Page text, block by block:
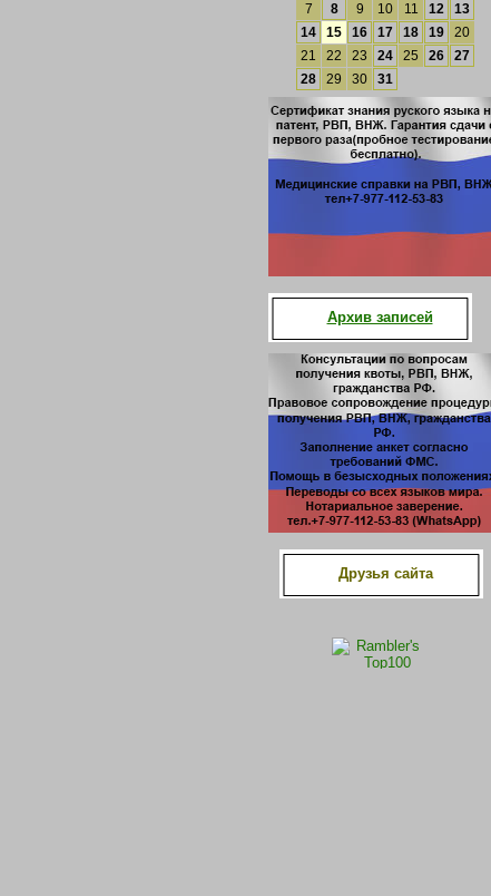
7
8 9 10 11 12
13
14
15 16 17 18 19
20
21
22 23 24 25 26
27
28
29 30 31
Архив записей
Друзья сайта